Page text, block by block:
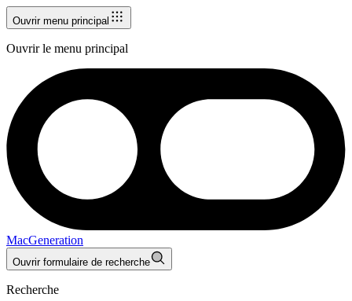
Ouvrir menu principal
Ouvrir le menu principal
MacGeneration
Ouvrir formulaire de recherche
Recherche